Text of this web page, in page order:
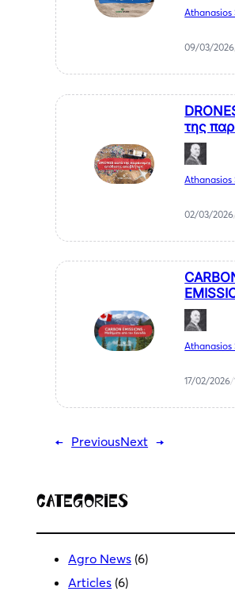
Athanasios
09/03/2026
της
μάθημα
Athanasios
02/03/2026
τον
Athanasios
17/02/2026/
← PreviousNext →
Categories
Agro News (6)
Articles (6)